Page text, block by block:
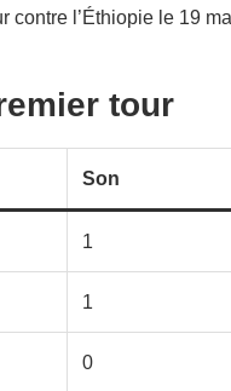
contre l’Éthiopie le 19
tour
Son
1
1
0